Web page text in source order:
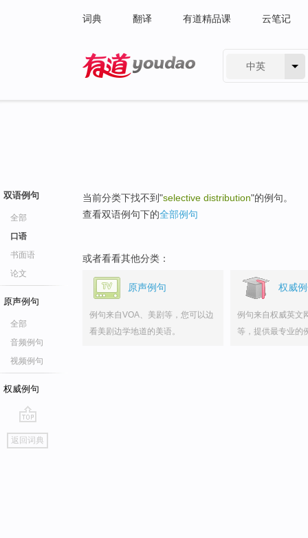
词典 翻译 有道精品课 云笔记
中英
双语例句
全部
口语
书面语
论文
原声例句
全部
音频例句
视频例句
权威例句
go
top
返回词典
当前分类下找不到"selective distribution"的例句。
查看双语例句下的全部例句
或者看看其他分类：
原声例句
例句来自VOA、美剧等，您可以边
看美剧边学地道的美语。
权威
例句来自权威英文
等，提供最专业的